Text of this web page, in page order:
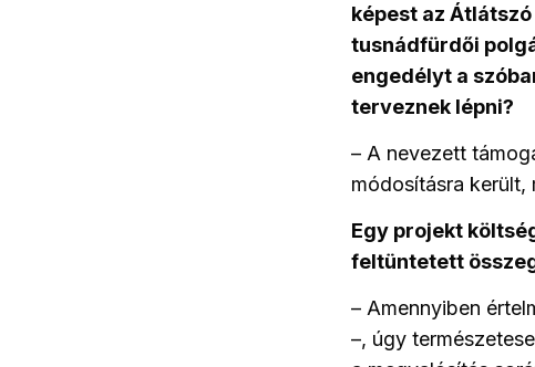
képest az
tusnádfürdői
engedélyt a
terveznek lépni?
– A nevezett
módosításra került,
Egy projekt
feltüntetett
– Amennyiben
–, úgy